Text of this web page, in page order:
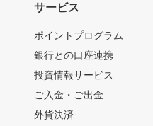
サービス
ポイントプログラム
銀行との口座連携
投資情報サービス
ご入金・ご出金
外貨決済